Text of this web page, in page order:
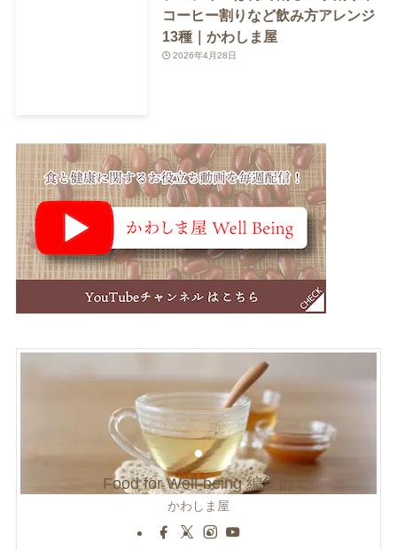
コーヒー割りなど飲み方アレンジ
13種｜かわしま屋
2026年4月28日
Food for Well-being 編集部
かわしま屋